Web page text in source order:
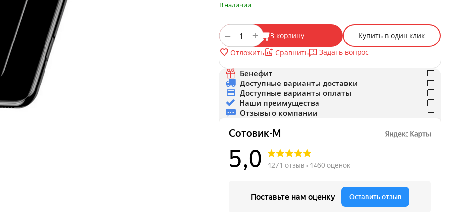
В наличии
+
− В корзину
Купить в один клик
Отложить
Сравнить Задать вопрос
Бенефит
Доступные варианты доставки
Доступные варианты оплаты
Наши преимущества
Отзывы о компании